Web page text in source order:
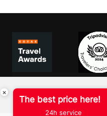
×
The best price here!
24h service